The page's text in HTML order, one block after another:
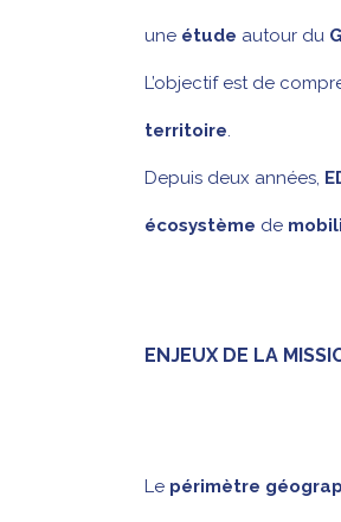
une étude autour du
L’objectif est de
territoire.
Depuis deux années,
écosystème de
ENJEUX DE LA
Le périmètre